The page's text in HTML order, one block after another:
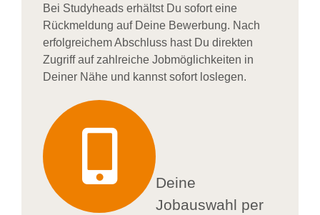
Bei Studyheads erhältst Du sofort eine
Rückmeldung auf Deine Bewerbung. Nach
erfolgreichem Abschluss hast Du direkten
Zugriff auf zahlreiche Jobmöglichkeiten in
Deiner Nähe und kannst sofort loslegen.
Deine
Jobauswahl per